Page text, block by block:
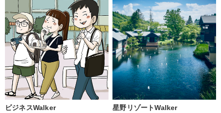
ビジネスWalker 星野リゾートWalker